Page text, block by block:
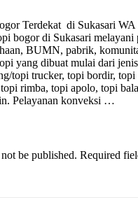
Terdekat di Sukasari WA
bogor di Sukasari melayani
BUMN, pabrik,
yang dibuat mulai dari
topi trucker, topi bordir,
rimba, topi apolo, topi
Pelayanan konveksi …
be published. Required